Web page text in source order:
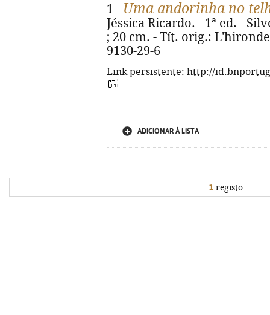
1 - Uma andorinha no
Jéssica Ricardo. - 1ª ed. -
; 20 cm. - Tít. orig.:
9130-29-6
Link persistente: http://
ADICIONAR À LISTA
1 registo